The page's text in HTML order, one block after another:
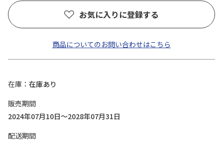
お気に入りに登録する
商品についてのお問い合わせはこちら
在庫
在庫あり
販売期間
2024年07月10日～2028年07月31日
配送期間